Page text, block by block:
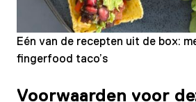
Eén van de recepten uit de box:
fingerfood taco’s
Voorwaarden voor